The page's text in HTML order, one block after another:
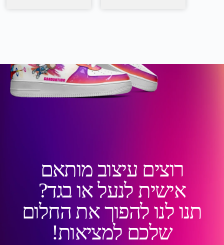
רוצים עיצוב מותאם
אישית לנעל או בגד?
תנו לנו להפוך את החלום
שלכם למציאות!